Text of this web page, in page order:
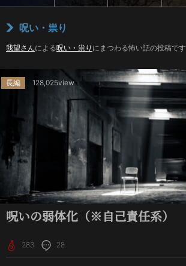
呪い・祟り
我望さんによる呪い・祟り にまつわる怖い話の投稿です
長編 128,025view
呪いの弱体化（※自己責任系）
283 28